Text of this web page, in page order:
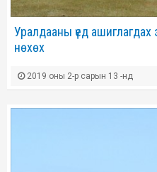
Уралдааны үед ашиглагдах
нөхөх
2019 оны 2-р сарын 13 -нд